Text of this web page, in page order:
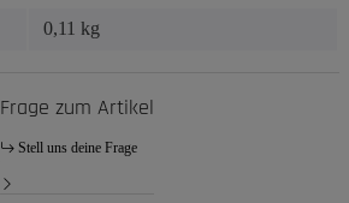
0,11 kg
Frage zum Artikel
Stell uns deine Frage